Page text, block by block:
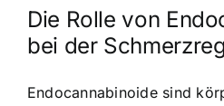
Die Rolle von
bei der
Endocannabinoide sind